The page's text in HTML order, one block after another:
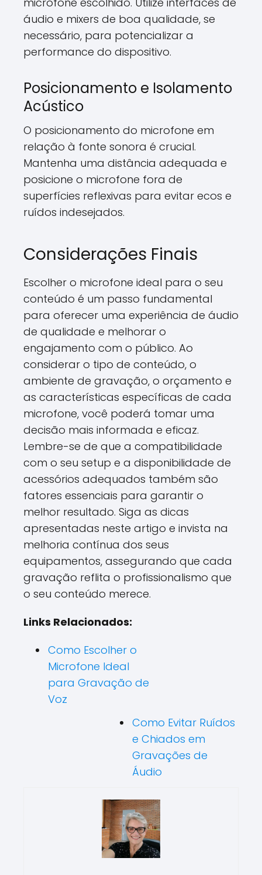
áudio e mixers de boa qualidade, se
necessário, para potencializar a
performance do dispositivo.
Posicionamento e Isolamento
Acústico
O posicionamento do microfone em
relação à fonte sonora é crucial.
Mantenha uma distância adequada e
posicione o microfone fora de
superfícies reflexivas para evitar ecos e
ruídos indesejados.
Considerações Finais
Escolher o microfone ideal para o seu
conteúdo é um passo fundamental
para oferecer uma experiência de áudio
de qualidade e melhorar o
engajamento com o público. Ao
considerar o tipo de conteúdo, o
ambiente de gravação, o orçamento e
as características específicas de cada
microfone, você poderá tomar uma
decisão mais informada e eficaz.
Lembre-se de que a compatibilidade
com o seu setup e a disponibilidade de
acessórios adequados também são
fatores essenciais para garantir o
melhor resultado. Siga as dicas
apresentadas neste artigo e invista na
melhoria contínua dos seus
equipamentos, assegurando que cada
gravação reflita o profissionalismo que
o seu conteúdo merece.
Links Relacionados:
Como Escolher o
Microfone Ideal
para Gravação de
Voz
Como Evitar Ruídos
e Chiados em
Gravações de
Áudio